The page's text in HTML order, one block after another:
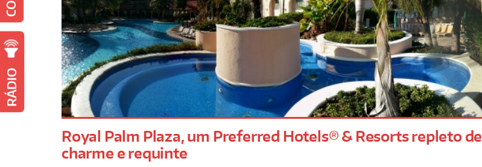
Royal Palm Plaza, um Preferred Hotels® & Resorts repleto de
charme e requinte
RÁDIO